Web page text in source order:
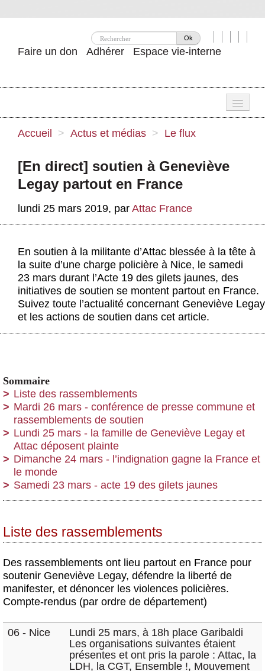
Ok
Faire un don Adhérer Espace vie-interne
Nos idées
Publications
Agenda
Actus et médias
Boutique
Accueil > Actus et médias > Le flux
[En direct] soutien à Geneviève
Legay partout en France
lundi 25 mars 2019, par Attac France
En soutien à la militante d’Attac blessée à la tête à
la suite d’une charge policière à Nice, le samedi
23 mars durant l’Acte 19 des gilets jaunes, des
initiatives de soutien se montent partout en France.
Suivez toute l’actualité concernant Geneviève Legay
et les actions de soutien dans cet article.
Sommaire
Liste des rassemblements
Mardi 26 mars - conférence de presse commune et
rassemblements de soutien
Lundi 25 mars - la famille de Geneviève Legay et
Attac déposent plainte
Dimanche 24 mars - l’indignation gagne la France et
le monde
Samedi 23 mars - acte 19 des gilets jaunes
Liste des rassemblements
Des rassemblements ont lieu partout en France pour
soutenir Geneviève Legay, défendre la liberté de
manifester, et dénoncer les violences policières.
Compte-rendus (par ordre de département)
06 - Nice
Lundi 25 mars, à 18h place Garibaldi
Les organisations suivantes étaient
présentes et ont pris la parole : Attac, la
LDH, la CGT, Ensemble !, Mouvement